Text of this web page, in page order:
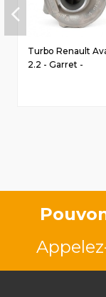
Turbo Renault
2.2 - Garret -